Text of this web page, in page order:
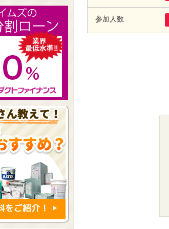
参加人数